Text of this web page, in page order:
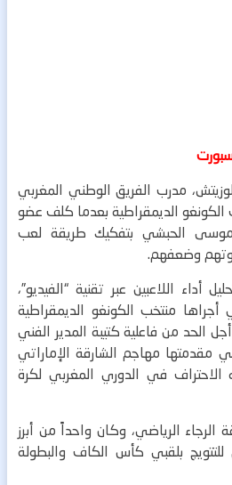
مدرب الفريق الوطني المغربي
الديمقراطية بعدما كلف عضو
موسى الحبشي بتفكيك طريقة لعب
وضعفهم.
أداء اللاعبين عبر تقنية “الفيديو”،
أجراها منتخب الكونغو الديمقراطية
الحد من فاعلية كتيبة المدير الفني
مقدمتها مهاجم الشارقة الإماراتي
الاحتراف في الدوري المغربي لكرة
الرياضي، وكان واحداً من أبرز
للتتويج بلقبي كأس الكاف والبطولة